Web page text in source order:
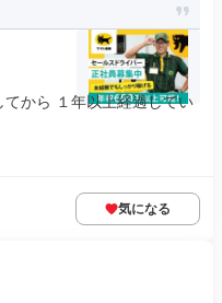
から １年以上経過してい
気になる